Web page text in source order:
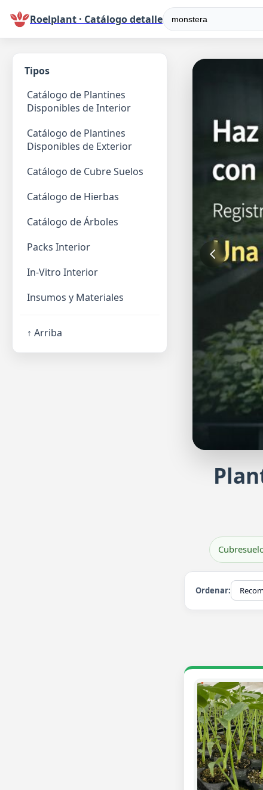
Roelplant · Catálogo detalle
Haz tu
Ordenar:
Tipos
Catálogo de Plantines
Disponibles de Interior
Catálogo de Plantines
Disponibles de Exterior
Catálogo de Cubre Suelos
Catálogo de Hierbas
Catálogo de Árboles
Packs Interior
In-Vitro Interior
Insumos y Materiales
↑ Arriba